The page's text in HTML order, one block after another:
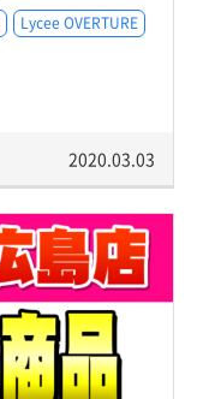
Lycee OVERTURE
2020.03.03